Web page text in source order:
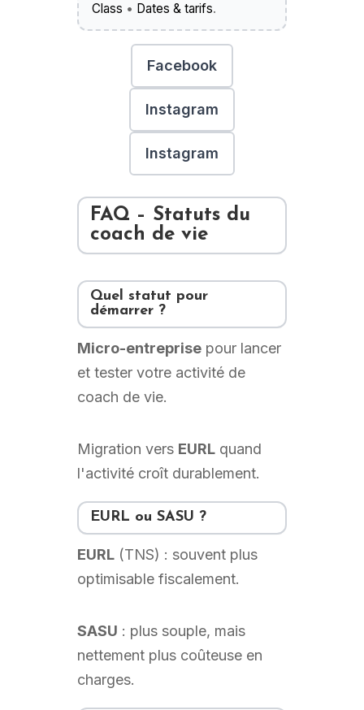
Class • Dates & tarifs.
Facebook
Instagram
Instagram
FAQ – Statuts du
coach de vie
Quel statut pour
démarrer ?
Micro-entreprisepour lancer
et tester votre activité de
coach de vie.
Migration vers EURLquand
l'activité croît durablement.
EURL ou SASU ?
EURL(TNS) : souvent plus
optimisable fiscalement.
SASU : plus souple, mais
nettement plus coûteuse en
charges.